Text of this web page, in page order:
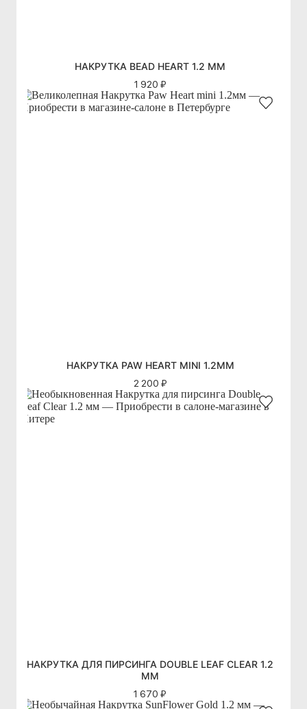
НАКРУТКА BEAD HEART 1.2 ММ
1 920 ₽
НАКРУТКА PAW HEART MINI 1.2ММ
2 200 ₽
НАКРУТКА ДЛЯ ПИРСИНГА DOUBLE LEAF CLEAR 1.2
ММ
1 670 ₽